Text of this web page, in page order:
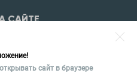
САЙТЕ
сайт в браузере